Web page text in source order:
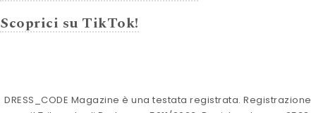
Scoprici su TikTok!
DRESS_CODE Magazine è una testata registrata. Registrazione